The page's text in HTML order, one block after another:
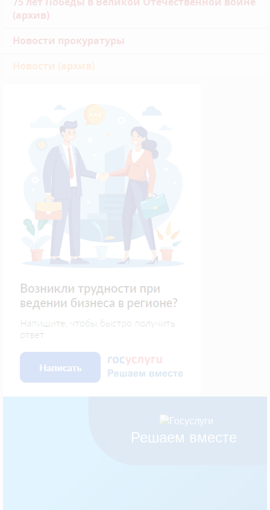
(архив)
Новости прокуратуры
Новости (архив)
Решаем вместе